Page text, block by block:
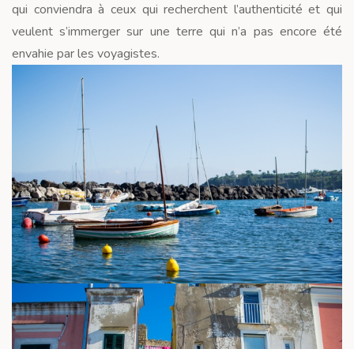
qui conviendra à ceux qui recherchent l’authenticité et qui
veulent s’immerger sur une terre qui n’a pas encore été
envahie par les voyagistes.